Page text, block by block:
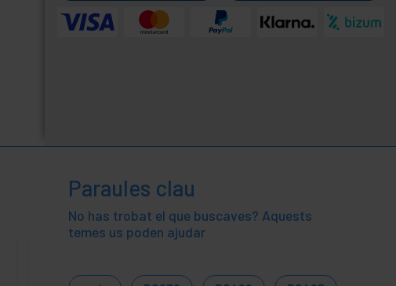
Paraules clau
No has trobat el que buscaves? Aquests
temes us poden ajudar